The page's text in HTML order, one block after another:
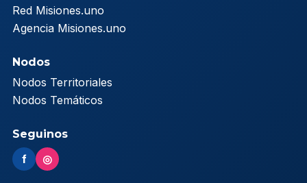
Red Misiones.uno
Agencia Misiones.uno
Nodos
Nodos Territoriales
Nodos Temáticos
Seguinos
f ◎